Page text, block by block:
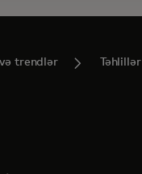
trendlər Təhlillər